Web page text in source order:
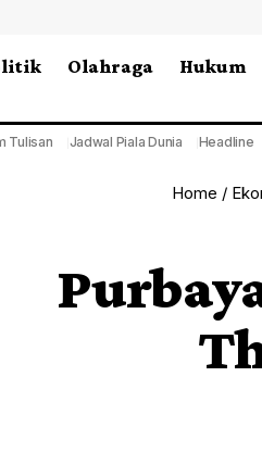
Olahraga Hukum
Tulisan Jadwal Piala Dunia Headline
Home /